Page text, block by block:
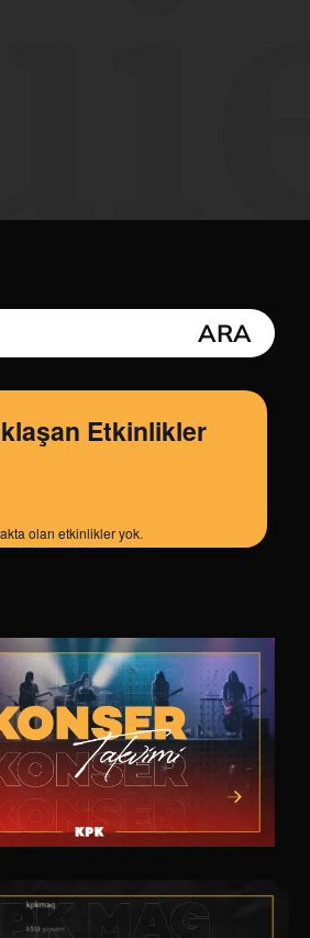
Etkinlikler
olan etkinlikler yok.